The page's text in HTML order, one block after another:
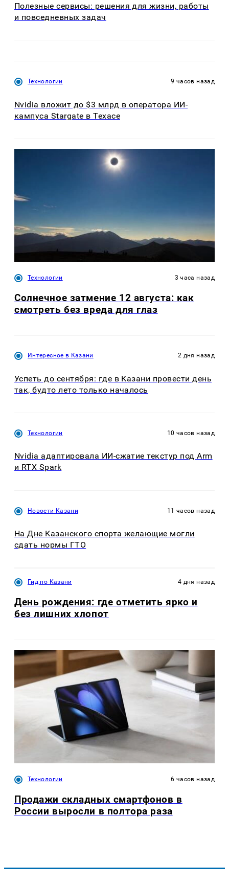
Полезные сервисы: решения для жизни, работы
и повседневных задач
Технологии 9 часов назад
Nvidia вложит до $3 млрд в оператора ИИ-
кампуса Stargate в Техасе
Технологии 3 часа назад
Солнечное затмение 12 августа: как
смотреть без вреда для глаз
Интересное в Казани 2 дня назад
Успеть до сентября: где в Казани провести день
так, будто лето только началось
Технологии 10 часов назад
Nvidia адаптировала ИИ-сжатие текстур под Arm
и RTX Spark
Новости Казани 11 часов назад
На Дне Казанского спорта желающие могли
сдать нормы ГТО
Гид по Казани 4 дня назад
День рождения: где отметить ярко и
без лишних хлопот
Технологии 6 часов назад
Продажи складных смартфонов в
России выросли в полтора раза